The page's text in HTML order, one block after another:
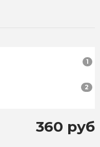
1
2
360 руб